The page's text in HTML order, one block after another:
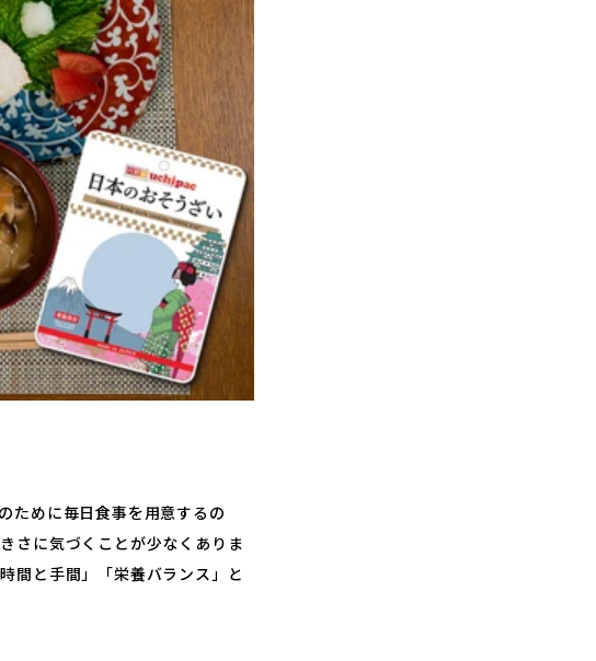
ために毎日食事を用意するの
さに気づくことが少なくありま
間と手間」「栄養バランス」と